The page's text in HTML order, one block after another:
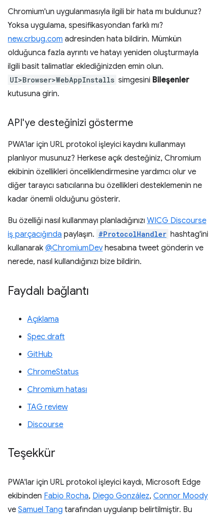
Chromium'un uygulanmasıyla ilgili bir hata mı buldunuz?
Yoksa uygulama, spesifikasyondan farklı mı?
new.crbug.com adresinden hata bildirin. Mümkün
olduğunca fazla ayrıntı ve hatayı yeniden oluşturmayla
ilgili basit talimatlar eklediğinizden emin olun.
UI>Browser>WebAppInstalls simgesini Bileşenler
kutusuna girin.
API'ye desteğinizi gösterme
PWA'lar için URL protokol işleyici kaydını kullanmayı
planlıyor musunuz? Herkese açık desteğiniz, Chromium
ekibinin özellikleri önceliklendirmesine yardımcı olur ve
diğer tarayıcı satıcılarına bu özellikleri desteklemenin ne
kadar önemli olduğunu gösterir.
Bu özelliği nasıl kullanmayı planladığınızı WICG Discourse
iş parçacığında paylaşın. #ProtocolHandler hashtag'ini
kullanarak @ChromiumDev hesabına tweet gönderin ve
nerede, nasıl kullandığınızı bize bildirin.
Faydalı bağlantı
Açıklama
Spec draft
GitHub
ChromeStatus
Chromium hatası
TAG review
Discourse
Teşekkür
PWA'lar için URL protokol işleyici kaydı, Microsoft Edge
ekibinden Fabio Rocha, Diego González, Connor Moody
ve Samuel Tang tarafından uygulanıp belirtilmiştir. Bu